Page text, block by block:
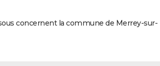
concernent la commune de Merrey-sur-